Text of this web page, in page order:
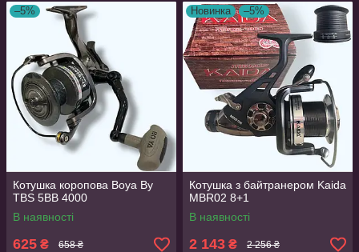
–5%
Котушка коропова Boya By
TBS 5BB 4000
В наявності
625 ₴ 658 ₴
Новинка –5%
Котушка з байтранером Kaida
MBR02 8+1
В наявності
2 143 ₴ 2 256 ₴